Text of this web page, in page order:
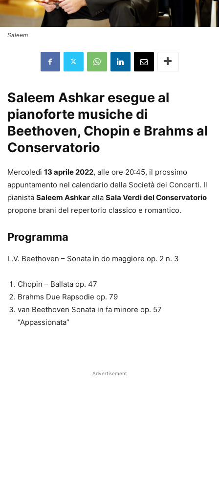
Saleem
Saleem Ashkar esegue al
pianoforte musiche di
Beethoven, Chopin e Brahms al
Conservatorio
Mercoledì 13 aprile 2022, alle ore 20:45, il prossimo
appuntamento nel calendario della Società dei Concerti. Il
pianista Saleem Ashkar alla Sala Verdi del Conservatorio
propone brani del repertorio classico e romantico.
Programma
L.V. Beethoven – Sonata in do maggiore op. 2 n. 3
Chopin – Ballata op. 47
Brahms Due Rapsodie op. 79
van Beethoven Sonata in fa minore op. 57
“Appassionata”
Advertisement